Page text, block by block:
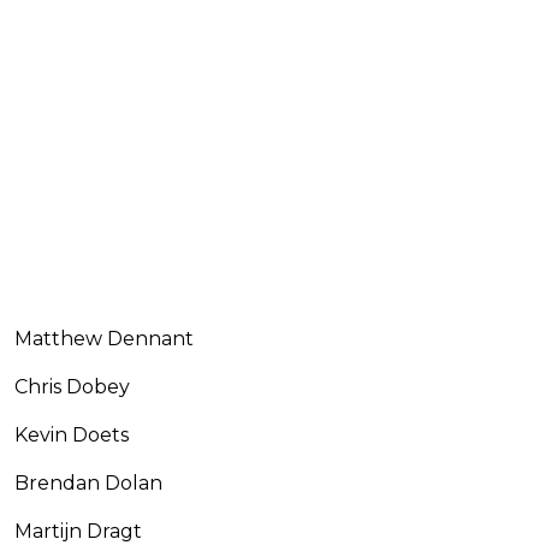
Matthew Dennant
Chris Dobey
Kevin Doets
Brendan Dolan
Martijn Dragt